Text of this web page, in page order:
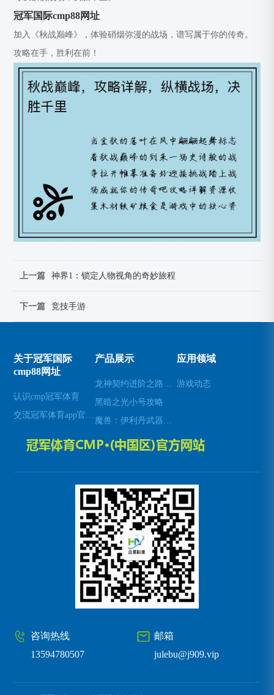
冠军国际cmp88网址
加入《秋战巅峰》，体验硝烟弥漫的战场，谱写属于你的传奇。
攻略在手，胜利在前！
上一篇 神界1：锁定人物视角的奇妙旅程
下一篇 竞技手游
关于冠军国际
cmp88网址
认识cmp冠军体育
产品展示
黑暗之光小号攻略
应用领域
游戏动态
邮箱
julebu@j909.vip
咨询热线
13594780507